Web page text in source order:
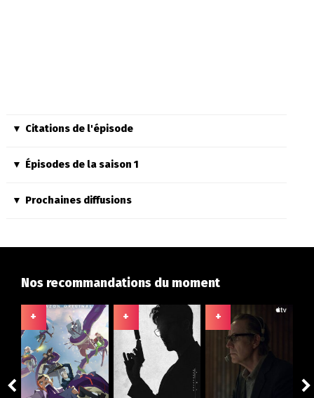
Citations de l'épisode
Épisodes de la saison 1
Prochaines diffusions
Nos recommandations du moment
+ + +